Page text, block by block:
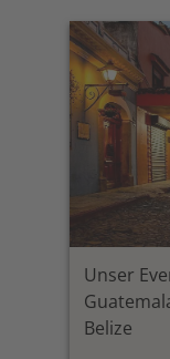
Unser
Belize